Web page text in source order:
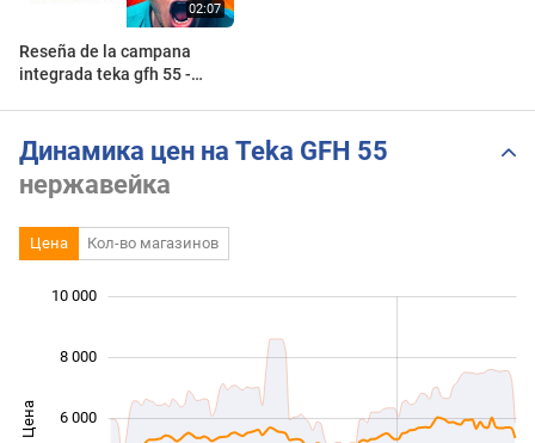
Reseña de la campana
integrada teka gfh 55 -
Динамика цен на Teka GFH 55
нержавейка
Цена Кол-во магазинов
Цена 10 000
6 000
8 000
10 000